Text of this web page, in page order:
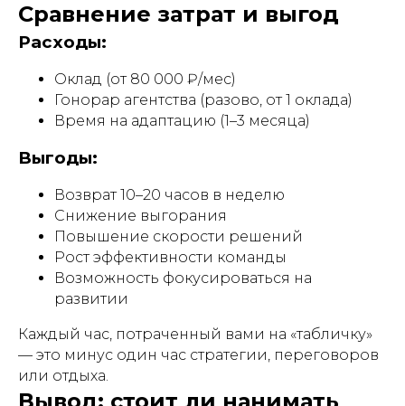
Сравнение затрат и выгод
Расходы:
Оклад (от 80 000 ₽/мес)
Гонорар агентства (разово, от 1 оклада)
Время на адаптацию (1–3 месяца)
Выгоды:
Возврат 10–20 часов в неделю
Снижение выгорания
Повышение скорости решений
Рост эффективности команды
Возможность фокусироваться на
развитии
Каждый час, потраченный вами на «табличку»
— это минус один час стратегии, переговоров
или отдыха.